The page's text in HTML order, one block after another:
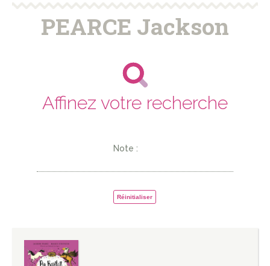
PEARCE Jackson
Affinez votre recherche
Note :
Réinitialiser